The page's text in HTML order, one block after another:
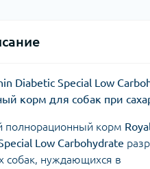
Diabetic Special Low
корм для собак при
полнорационный корм
Low Carbohydrate
собак, нуждающихся в